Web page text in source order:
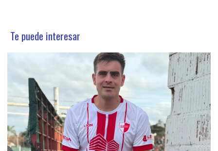
Te puede interesar